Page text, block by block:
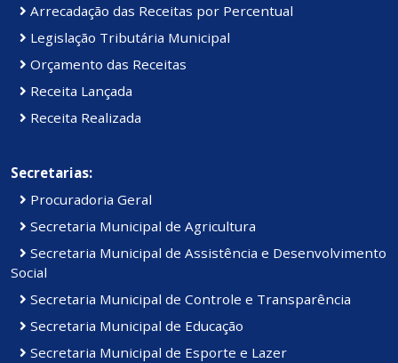
Arrecadação das Receitas por Percentual
Legislação Tributária Municipal
Orçamento das Receitas
Receita Lançada
Receita Realizada
Secretarias:
Procuradoria Geral
Secretaria Municipal de Agricultura
Secretaria Municipal de Assistência e Desenvolvimento
Social
Secretaria Municipal de Controle e Transparência
Secretaria Municipal de Educação
Secretaria Municipal de Esporte e Lazer